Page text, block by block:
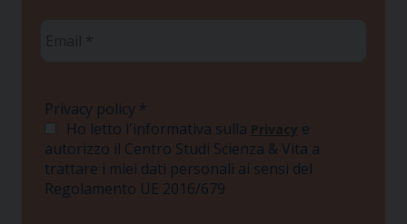
Privacy policy *
Ho letto l'informativa sulla Privacy e
autorizzo il Centro Studi Scienza & Vita a
trattare i miei dati personali ai sensi del
Regolamento UE 2016/679